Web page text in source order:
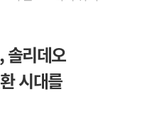
솔리데오
시대를